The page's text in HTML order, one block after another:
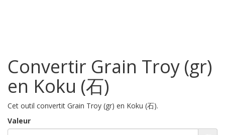
Convertir Grain Troy (gr)
en Koku (石)
Cet outil convertit Grain Troy (gr) en Koku (石).
Valeur